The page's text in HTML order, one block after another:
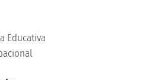
Educativa